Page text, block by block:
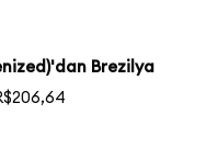
Brezilya